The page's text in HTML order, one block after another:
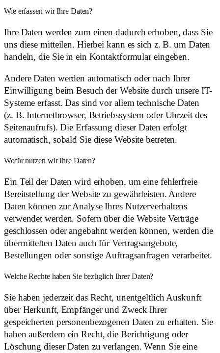
Wie erfassen wir Ihre Daten?
Ihre Daten werden zum einen dadurch erhoben, dass Sie
uns diese mitteilen. Hierbei kann es sich z. B. um Daten
handeln, die Sie in ein Kontaktformular eingeben.
Andere Daten werden automatisch oder nach Ihrer
Einwilligung beim Besuch der Website durch unsere IT-
Systeme erfasst. Das sind vor allem technische Daten
(z. B. Internetbrowser, Betriebssystem oder Uhrzeit des
Seitenaufrufs). Die Erfassung dieser Daten erfolgt
automatisch, sobald Sie diese Website betreten.
Wofür nutzen wir Ihre Daten?
Ein Teil der Daten wird erhoben, um eine fehlerfreie
Bereitstellung der Website zu gewährleisten. Andere
Daten können zur Analyse Ihres Nutzerverhaltens
verwendet werden. Sofern über die Website Verträge
geschlossen oder angebahnt werden können, werden die
übermittelten Daten auch für Vertragsangebote,
Bestellungen oder sonstige Auftragsanfragen verarbeitet.
Welche Rechte haben Sie bezüglich Ihrer Daten?
Sie haben jederzeit das Recht, unentgeltlich Auskunft
über Herkunft, Empfänger und Zweck Ihrer
gespeicherten personenbezogenen Daten zu erhalten. Sie
haben außerdem ein Recht, die Berichtigung oder
Löschung dieser Daten zu verlangen. Wenn Sie eine